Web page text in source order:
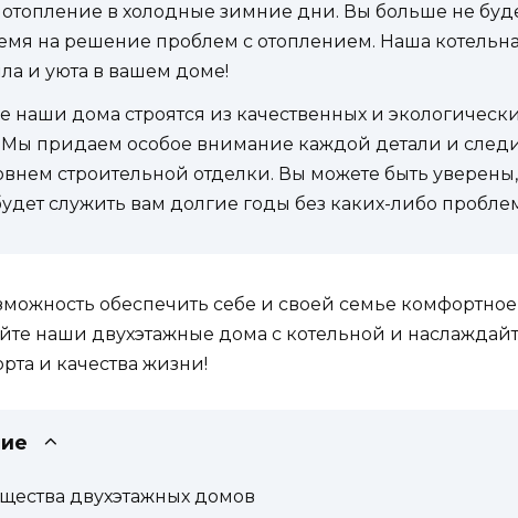
в холодные зимние дни. Вы больше не
на решение проблем с отоплением. Наша
и уюта в вашем доме!
наши дома строятся из качественных и
Мы придаем особое внимание каждой детали и
строительной отделки. Вы можете быть
служить вам долгие годы без каких-либо
обеспечить себе и своей семье
наши двухэтажные дома с котельной и
и качества жизни!
двухэтажных домов